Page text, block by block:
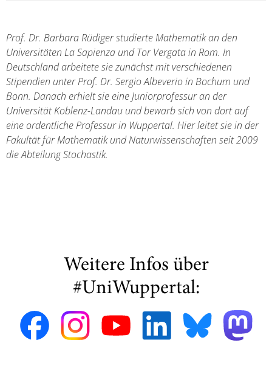
Prof. Dr. Barbara Rüdiger studierte Mathematik an den
Universitäten La Sapienza und Tor Vergata in Rom. In
Deutschland arbeitete sie zunächst mit verschiedenen
Stipendien unter Prof. Dr. Sergio Albeverio in Bochum und
Bonn. Danach erhielt sie eine Juniorprofessur an der
Universität Koblenz-Landau und bewarb sich von dort auf
eine ordentliche Professur in Wuppertal. Hier leitet sie in der
Fakultät für Mathematik und Naturwissenschaften seit 2009
die Abteilung Stochastik.
Weitere Infos über
#UniWuppertal: